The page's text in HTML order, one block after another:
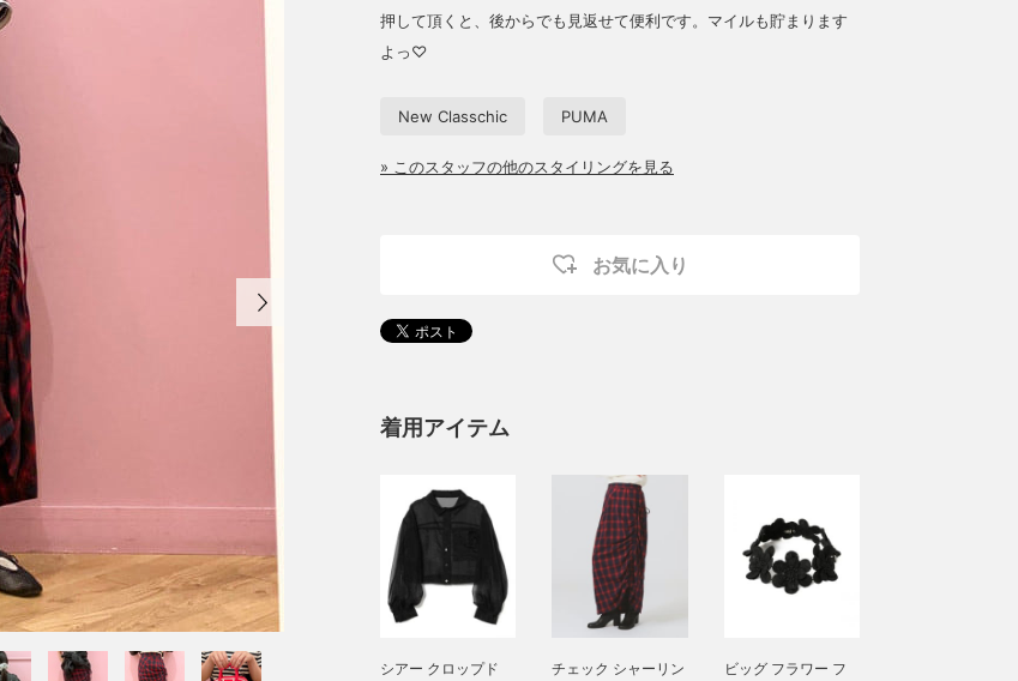
押して頂くと、後からでも見返せて便利です。マイルも貯まります
よっ♡
New Classchic PUMA
» このスタッフの他のスタイリングを見る
お気に入り
着用アイテム
シアー クロップド
チェック シャーリン
ビッグ フラワー フ